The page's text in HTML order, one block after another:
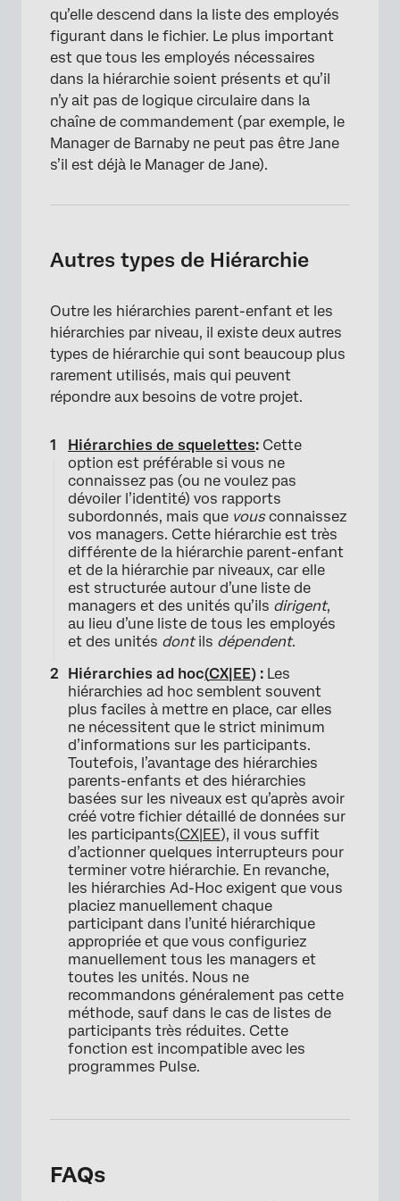
qu’elle descend dans la liste des employés
figurant dans le fichier. Le plus important
est que tous les employés nécessaires
dans la hiérarchie soient présents et qu’il
n’y ait pas de logique circulaire dans la
chaîne de commandement (par exemple, le
Manager de Barnaby ne peut pas être Jane
s’il est déjà le Manager de Jane).
Autres types de Hiérarchie
Outre les hiérarchies parent-enfant et les
hiérarchies par niveau, il existe deux autres
types de hiérarchie qui sont beaucoup plus
rarement utilisés, mais qui peuvent
répondre aux besoins de votre projet.
Hiérarchies de squelettes: Cette
option est préférable si vous ne
connaissez pas (ou ne voulez pas
dévoiler l’identité) vos rapports
subordonnés, mais que vousconnaissez
vos managers. Cette hiérarchie est très
différente de la hiérarchie parent-enfant
et de la hiérarchie par niveaux, car elle
est structurée autour d’une liste de
managers et des unités qu’ils dirigent,
au lieu d’une liste de tous les employés
et des unités dontils dépendent.
Hiérarchies ad hoc(CX|EE) : Les
hiérarchies ad hoc semblent souvent
plus faciles à mettre en place, car elles
ne nécessitent que le strict minimum
d’informations sur les participants.
Toutefois, l’avantage des hiérarchies
parents-enfants et des hiérarchies
basées sur les niveaux est qu’après avoir
créé votre fichier détaillé de données sur
les participants(CX|EE), il vous suffit
d’actionner quelques interrupteurs pour
terminer votre hiérarchie. En revanche,
les hiérarchies Ad-Hoc exigent que vous
placiez manuellement chaque
participant dans l’unité hiérarchique
appropriée et que vous configuriez
manuellement tous les managers et
toutes les unités. Nous ne
recommandons généralement pas cette
méthode, sauf dans le cas de listes de
participants très réduites. Cette
fonction est incompatible avec les
programmes Pulse.
FAQs